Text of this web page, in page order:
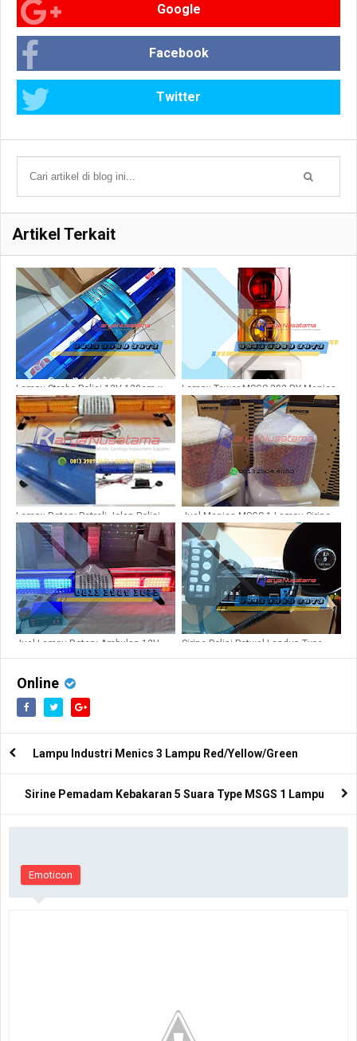
Google
Facebook
Twitter
Artikel Terkait
Lampu Strobo Polisi 12V 120cm x
Lebar 30cm
Lampu Tower MSGS-202-RY Menics
5 Suara
Lampu Rotary Patroli Jalan Polisi
LED Biru
Jual Menics MSGS 1 Lampu Sirine
Pabrik 5 Suara di Banten
Jual Lampu Rotary Ambulan 12V
Sirine Polisi Patwal Landun Type
Online
Lampu Industri Menics 3 Lampu Red/Yellow/Green
Sirine Pemadam Kebakaran 5 Suara Type MSGS 1 Lampu
Emoticon